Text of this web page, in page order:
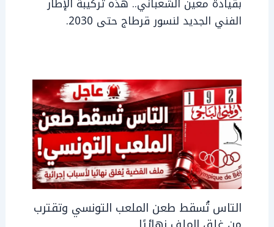
الفني الجديد لنسور قرطاج حتى 2030.
التاس تُسقط طعن الملعب التونسي وتقترب